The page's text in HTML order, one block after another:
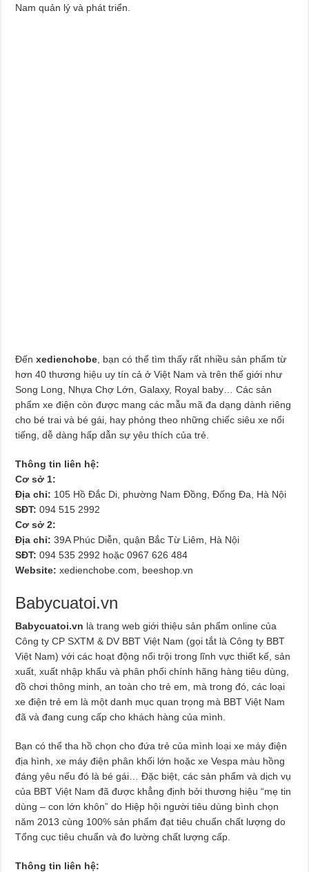
Nam quản lý và phát triển.
Đếnxedienchobe , bạn có thể tìm thấy rất nhiều sản phẩm từ
hơn 40 thương hiệu uy tín cả ở Việt Nam và trên thế giới như
Song Long, Nhựa Chợ Lớn, Galaxy, Royal baby… Các sản
phẩm xe điện còn được mang các mẫu mã đa dạng dành riêng
cho bé trai và bé gái, hay phỏng theo những chiếc siêu xe nổi
tiếng, dễ dàng hấp dẫn sự yêu thích của trẻ.
Thông tin liên hệ:
Cơ sở 1:
Địa chỉ: 105 Hồ Đắc Di, phường Nam Đồng, Đống Đa, Hà Nội
SĐT: 094 515 2992
Cơ sở 2:
Địa chỉ: 39A Phúc Diễn, quận Bắc Từ Liêm, Hà Nội
SĐT: 094 535 2992 hoặc 0967 626 484
Website: xedienchobe.com, beeshop.vn
Babycuatoi.vn
Babycuatoi.vn là trang web giới thiệu sản phẩm online của
Công ty CP SXTM & DV BBT Việt Nam (gọi tắt là Công ty BBT
Việt Nam) với các hoạt động nổi trội trong lĩnh vực thiết kế, sản
xuất, xuất nhập khẩu và phân phối chính hãng hàng tiêu dùng,
đồ chơi thông minh, an toàn cho trẻ em, mà trong đó, các loại
xe điện trẻ em là một danh mục quan trọng mà BBT Việt Nam
đã và đang cung cấp cho khách hàng của mình.
Bạn có thể tha hồ chọn cho đứa trẻ của mình loại xe máy điện
địa hình, xe máy điện phân khối lớn hoặc xe Vespa màu hồng
đáng yêu nếu đó là bé gái… Đặc biệt, các sản phẩm và dịch vụ
của BBT Việt Nam đã được khẳng định bởi thương hiệu “mẹ tin
dùng – con lớn khôn” do Hiệp hội người tiêu dùng bình chọn
năm 2013 cùng 100% sản phẩm đạt tiêu chuẩn chất lượng do
Tổng cục tiêu chuẩn và đo lường chất lượng cấp.
Thông tin liên hệ: